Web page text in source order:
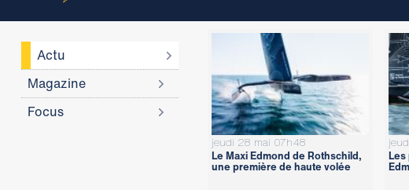
Actu
Magazine
Focus
jeudi 28 mai 07h48
Le Maxi Edmond de Rothschild,
une première de haute volée
Les